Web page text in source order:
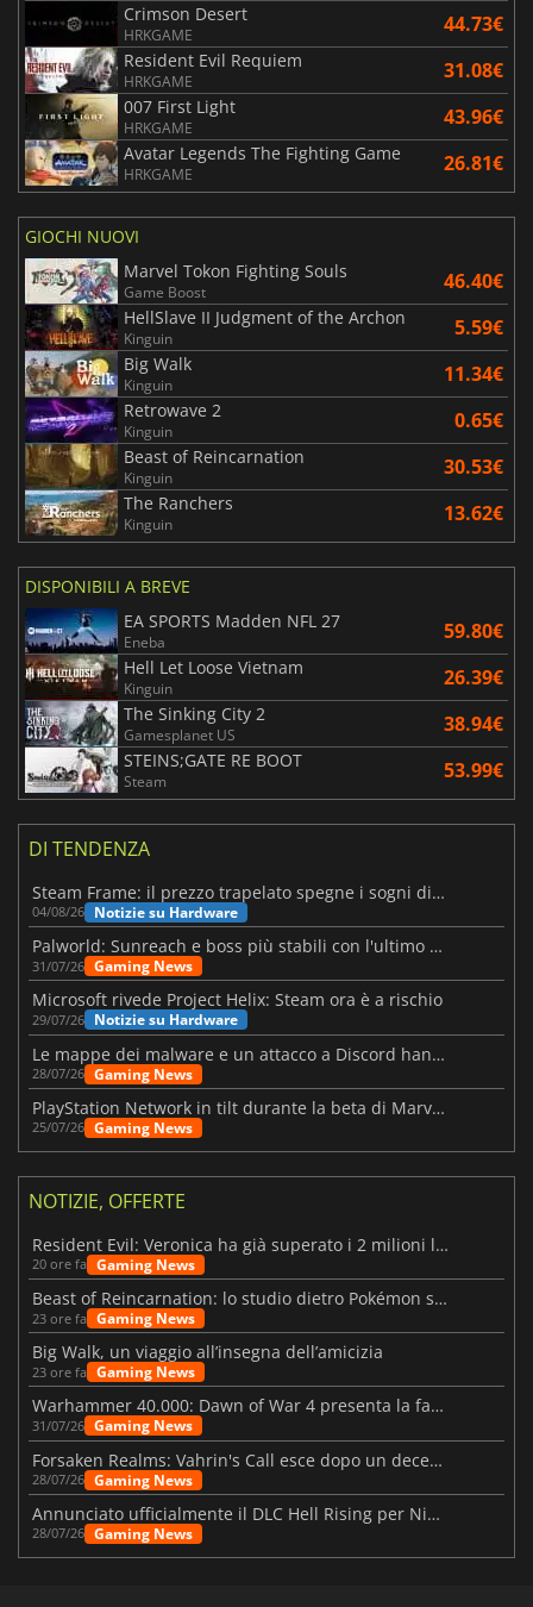
Crimson Desert
HRKGAME 44.73€
Resident Evil Requiem
HRKGAME 31.08€
007 First Light
HRKGAME 43.96€
Avatar Legends The Fighting Game
HRKGAME 26.81€
GIOCHI NUOVI
Marvel Tokon Fighting Souls
Game Boost 46.40€
HellSlave II Judgment of the Archon
Kinguin 5.59€
Big Walk
Kinguin 11.34€
Retrowave 2
Kinguin 0.65€
Beast of Reincarnation
Kinguin 30.53€
The Ranchers
Kinguin 13.62€
DISPONIBILI A BREVE
EA SPORTS Madden NFL 27
Eneba 59.80€
Hell Let Loose Vietnam
Kinguin 26.39€
The Sinking City 2
Gamesplanet US 38.94€
STEINS;GATE RE BOOT
Steam 53.99€
DI TENDENZA
Steam Frame: il prezzo trapelato spegne i sogni di un VR economico
04/08/26 Notizie su Hardware
Palworld: Sunreach e boss più stabili con l'ultimo update
31/07/26 Gaming News
Microsoft rivede Project Helix: Steam ora è a rischio
29/07/26 Notizie su Hardware
Le mappe dei malware e un attacco a Discord hanno colpito Meccha Chameleon
28/07/26 Gaming News
PlayStation Network in tilt durante la beta di Marvel Tōkon
25/07/26 Gaming News
NOTIZIE, OFFERTE
Resident Evil: Veronica ha già superato i 2 milioni liste dei desideri
20 ore fa Gaming News
Beast of Reincarnation: lo studio dietro Pokémon su una nuova strada
23 ore fa Gaming News
Big Walk, un viaggio all’insegna dell’amicizia
23 ore fa Gaming News
Warhammer 40.000: Dawn of War 4 presenta la fazione dei Necron
31/07/26 Gaming News
Forsaken Realms: Vahrin's Call esce dopo un decennio di sviluppo
28/07/26 Gaming News
Annunciato ufficialmente il DLC Hell Rising per Nioh 3
28/07/26 Gaming News